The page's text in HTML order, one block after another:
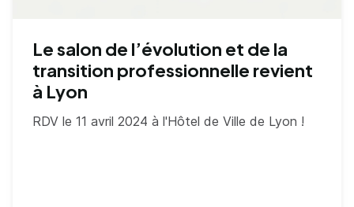
Le salon de l’évolution et de la
transition professionnelle revient
à Lyon
RDV le 11 avril 2024 à l'Hôtel de Ville de Lyon !